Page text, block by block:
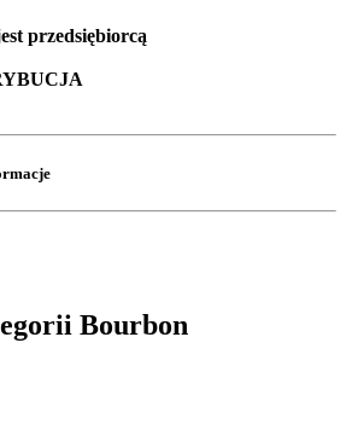
przedsiębiorcą
Bourbon